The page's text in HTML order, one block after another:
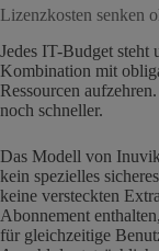
Lizenzkosten senken
Jedes IT-Budget
Kombination mit
Ressourcen
noch schneller.
Das Modell von
kein spezielles
keine versteckten
Abonnement
für gleichzeitige